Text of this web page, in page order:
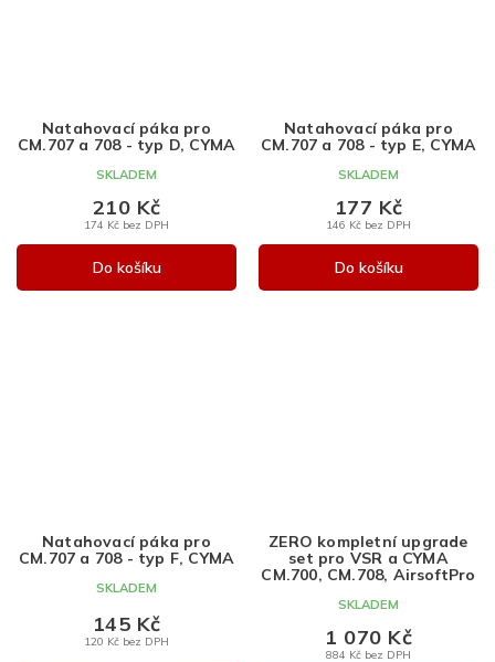
Natahovací páka pro
CM.707 a 708 - typ D, CYMA
SKLADEM
174 Kč bez DPH
210 Kč
Do košíku
Natahovací páka pro
CM.707 a 708 - typ E, CYMA
SKLADEM
146 Kč bez DPH
177 Kč
Do košíku
Natahovací páka pro
CM.707 a 708 - typ F, CYMA
SKLADEM
120 Kč bez DPH
145 Kč
ZERO kompletní upgrade
set pro VSR a CYMA
CM.700, CM.708, AirsoftPro
SKLADEM
884 Kč bez DPH
1 070 Kč